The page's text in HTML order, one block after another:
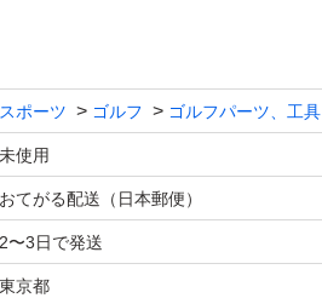
体、パッキン、ネジ、ソケット）
スポーツ ゴルフ ゴルフパーツ、工具
未使用
おてがる配送（日本郵便）
2〜3日で発送
東京都